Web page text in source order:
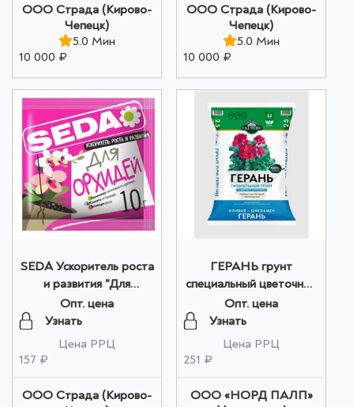
ООО Страда (Кирово-
Чепецк)
5.0 Мин
10 000 ₽
ООО Страда (Кирово-
Чепецк)
5.0 Мин
10 000 ₽
SEDA Ускоритель роста
и развития "Для
орхидей" 10гр оптом
Опт. цена
Узнать
Цена РРЦ
157 ₽
ООО Страда (Кирово-
ГЕРАНЬ грунт
специальный цветочный
2,5 л Сад Чудес оптом
Опт. цена
Узнать
Цена РРЦ
251 ₽
ООО «НОРД ПАЛП»